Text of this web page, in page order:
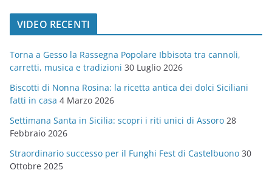
t
o
r
i
e
VIDEO RECENTI
Torna a Gesso la Rassegna Popolare Ibbisota tra cannoli,
carretti, musica e tradizioni 30 Luglio 2026
Biscotti di Nonna Rosina: la ricetta antica dei dolci Siciliani
fatti in casa 4 Marzo 2026
Settimana Santa in Sicilia: scopri i riti unici di Assoro 28
Febbraio 2026
Straordinario successo per il Funghi Fest di Castelbuono 30
Ottobre 2025